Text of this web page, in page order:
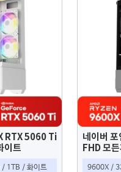
RTX 5060 Ti
이트
1TB / 화이트
네이버
FHD 모
9600X /